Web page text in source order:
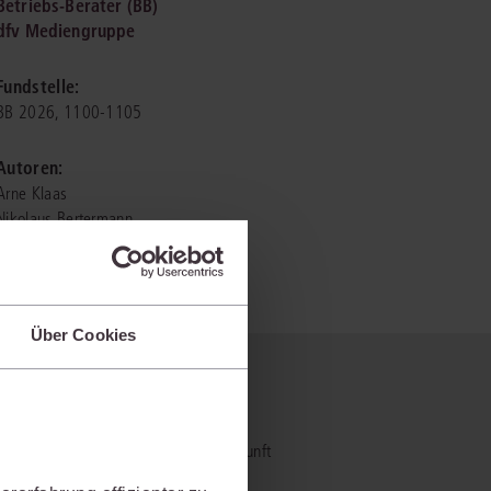
Über Cookies
für Fachanwälte
Berater (BB)
Mediengruppe
2026, 1100-1105
Klaas
Bertermann
Praxiswissensmanagement der Zukunft
bietet und wie mit juris Ihre